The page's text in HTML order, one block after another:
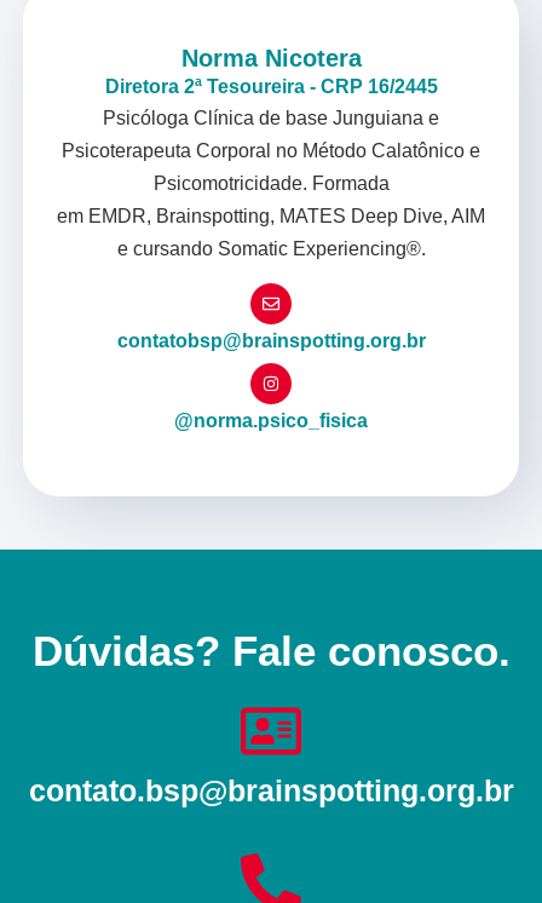
Norma Nicotera
Diretora 2ª Tesoureira - CRP 16/2445
Psicóloga Clínica de base Junguiana e
Psicoterapeuta Corporal no Método Calatônico e
Psicomotricidade. Formada
em EMDR, Brainspotting, MATES Deep Dive, AIM
e cursando Somatic Experiencing®.
contatobsp@brainspotting.org.br
@norma.psico_fisica
Dúvidas? Fale conosco.
contato.bsp@brainspotting.org.br